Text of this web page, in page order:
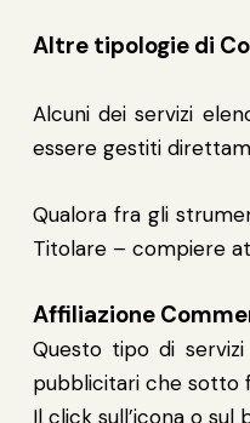
Altre tipologie di
Alcuni dei servizi
essere gestiti
Qualora fra gli
Titolare – compiere
Affiliazione
Questo tipo di
pubblicitari che sotto
Il click sull’icona o